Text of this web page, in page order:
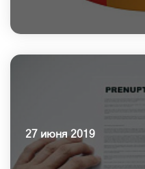
27 июня 2019